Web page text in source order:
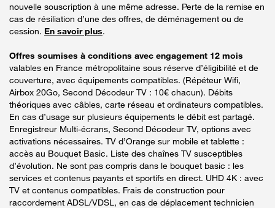
nouvelle souscription à une même adresse. Perte de la remise en
cas de résiliation d’une des offres, de déménagement ou de
cession. En savoir plus.
Offres soumises à conditions avec engagement 12 mois
valables en France métropolitaine sous réserve d’éligibilité et de
couverture, avec équipements compatibles. (Répéteur Wifi,
Airbox 20Go, Second Décodeur TV : 10€ chacun). Débits
théoriques avec câbles, carte réseau et ordinateurs compatibles.
En cas d’usage sur plusieurs équipements le débit est partagé.
Enregistreur Multi-écrans, Second Décodeur TV, options avec
activations nécessaires. TV d’Orange sur mobile et tablette :
accès au Bouquet Basic. Liste des chaînes TV susceptibles
d’évolution. Ne sont pas compris dans le bouquet basic : les
services et contenus payants et sportifs en direct. UHD 4K : avec
TV et contenus compatibles. Frais de construction pour
raccordement ADSL/VDSL, en cas de déplacement technicien